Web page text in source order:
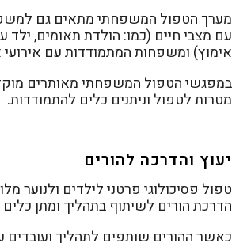
מערך הטפול המשפחתי מתאים גם
עם מצבי חיים (כמו: הולדת תאומים, ילד
אימוץ) ומשפחות המתמודדות עם אירועי
במפגשי הטפול המשפחתי מאותרים
מטרות לטפול וניתנים כלים להתמודדות.
יעוץ והדרכה להורים
טפול פסיכולוגי פרטני לילדים ולנוער
הדרכת הורים לשיתוף בתהליך ומתן
כאשר ההורים שותפים לתהליך ועובדים